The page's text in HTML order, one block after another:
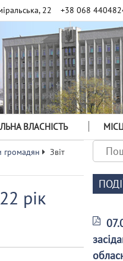
22 +38 068
ВЛАСНІСТЬ
громадян
Звіт
рік